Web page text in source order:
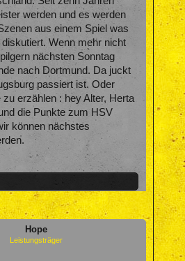
werden und es werden
aus einem Spiel was
Wenn mehr nicht
nächsten Sonntag
nach Dortmund. Da juckt
passiert ist. Oder
erzählen : hey Alter, Herta
die Punkte zum HSV
können nächstes
Hope
Leistungsträger